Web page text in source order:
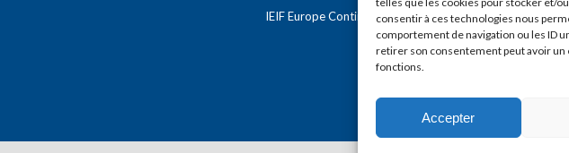
consentir à ces technologies nous
comportement de navigation ou les ID
retirer son consentement peut avoir
fonctions.
Accepter
IEIF Europe Continentale